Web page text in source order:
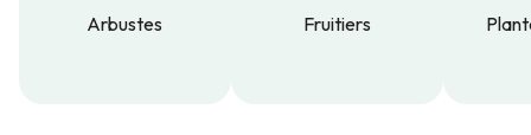
Arbustes
Fruitiers